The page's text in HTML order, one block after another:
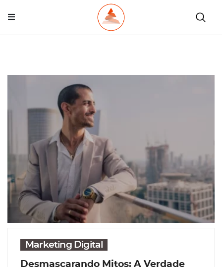
Marketing Digital
Desmascarando Mitos: A Verdade